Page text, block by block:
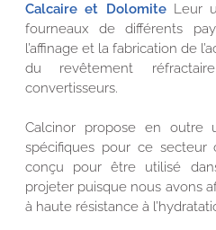
Calcaire et Dolomite Leur
fourneaux de différents
l’affinage et la fabrication de
du revêtement
convertisseurs.
Calcinor propose en outre
spécifiques pour ce secteur
conçu pour être utilisé
projeter puisque nous avons
à haute résistance à